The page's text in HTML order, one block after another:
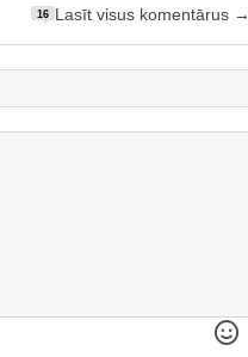
16 Lasīt visus komentārus →